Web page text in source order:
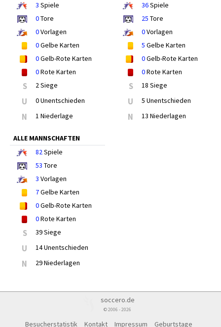
3 Spiele
0Tore
0Vorlagen
0Gelbe Karten
0Gelb-Rote Karten
0Rote Karten
S 2 Siege
U 0 Unentschieden
N 1 Niederlage
36Spiele
25 Tore
0Vorlagen
5 Gelbe Karten
0Gelb-Rote Karten
0Rote Karten
S 18 Siege
U 5 Unentschieden
N 13 Niederlagen
ALLE MANNSCHAFTEN
82Spiele
53 Tore
3 Vorlagen
7Gelbe Karten
0Gelb-Rote Karten
0Rote Karten
S 39 Siege
U 14 Unentschieden
N 29 Niederlagen
soccero.de
© 2006 - 2026
Besucherstatistik Kontakt Impressum Geburtstage